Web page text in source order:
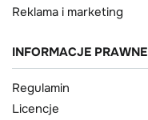
Reklama i marketing
INFORMACJE PRAWNE
Regulamin
Licencje